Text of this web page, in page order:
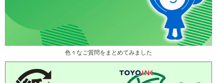
色々なご質問をまとめてみました